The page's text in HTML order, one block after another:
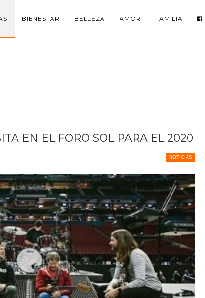
BIENESTAR BELLEZA AMOR FAMILIA
EN EL FORO SOL PARA EL 2020
NOTICIAS